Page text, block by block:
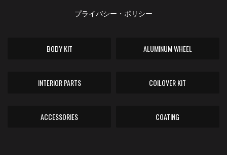
プライバシー・ポリシー
BODY KIT ALUMINUM WHEEL
INTERIOR PARTS COILOVER KIT
ACCESSORIES COATING